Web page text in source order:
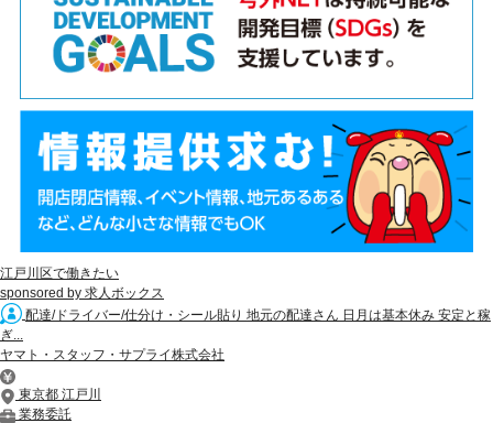
江戸川区で働きたい
sponsored by 求人ボックス
配達/ドライバー/仕分け・シール貼り 地元の配達さん 日月は基本休み 安定と稼
ぎ...
ヤマト・スタッフ・サプライ株式会社
東京都 江戸川
業務委託